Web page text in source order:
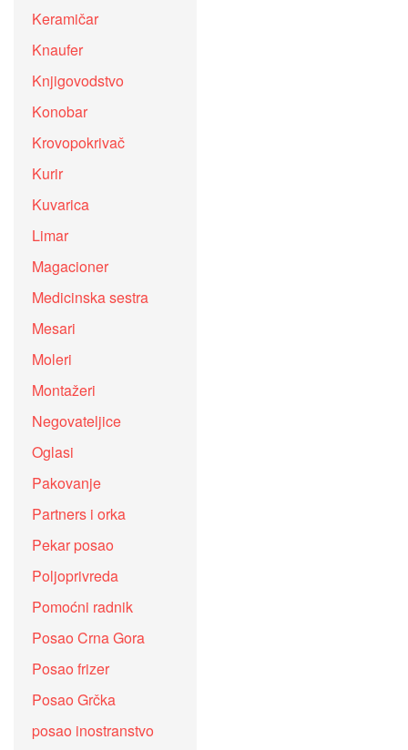
Keramičar
Knaufer
Knjigovodstvo
Konobar
Krovopokrivač
Kurir
Kuvarica
Limar
Magacioner
Medicinska sestra
Mesari
Moleri
Montažeri
Negovateljice
Oglasi
Pakovanje
Partners i orka
Pekar posao
Poljoprivreda
Pomoćni radnik
Posao Crna Gora
Posao frizer
Posao Grčka
posao inostranstvo